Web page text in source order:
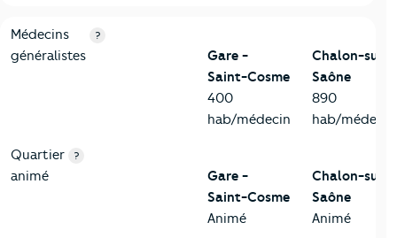
5-Commerces
Critères Gare - Saint-Cosme
Médecins
généralistes
?
Gare -
Saint-Cosme
400
hab/médecin
Chalon-sur-
Saône
890
hab/médecin
Quartier
animé
?
Gare -
Saint-Cosme
Animé
Chalon-sur-
Saône
Animé